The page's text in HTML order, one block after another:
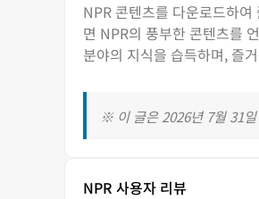
NPR 콘텐츠를 다운로드하
면 NPR의 풍부한 콘텐츠를
분야의 지식을 습득하며, 즐
※ 이 글은 2026년 7월 31
NPR 사용자 리뷰